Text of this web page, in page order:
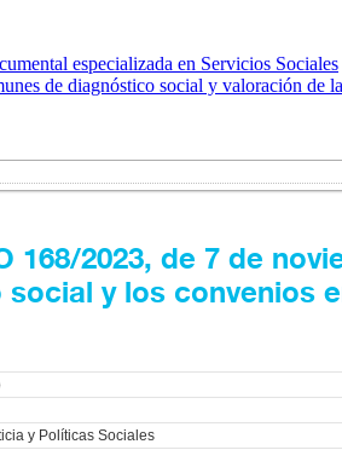
especializada en Servicios Sociales
de diagnóstico social y valoración de
168/2023, de 7 de
y los convenios
y Políticas Sociales